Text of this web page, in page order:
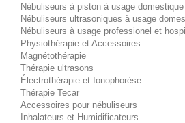
Nébuliseurs à piston à usage domestique
Nébuliseurs ultrasoniques à usage
Nébuliseurs à usage professionel et
Physiothérapie et Accessoires
Magnétothérapie
Thérapie ultrasons
Électrothérapie et Ionophorèse
Thérapie Tecar
Accessoires pour nébuliseurs
Inhalateurs et Humidificateurs